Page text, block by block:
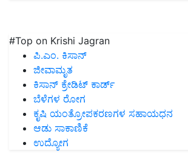
#Top on Krishi Jagran
ಪಿ.ಎಂ. ಕಿಸಾನ್
ಜೀವಾಮೃತ
ಕಿಸಾನ್ ಕ್ರೇಡಿಟ್ ಕಾರ್ಡ್
ಬೆಳೆಗಳ ರೋಗ
ಕೃಷಿ ಯಂತ್ರೋಪಕರಣಗಳ ಸಹಾಯಧನ
ಆಡು ಸಾಕಾಣಿಕೆ
ಉದ್ಯೋಗ